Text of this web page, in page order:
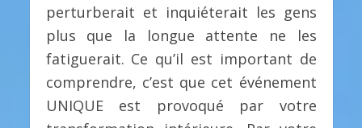
perturberait et inquiéterait les gens
plus que la longue attente ne les
fatiguerait. Ce qu’il est important de
comprendre, c’est que cet événement
UNIQUE est provoqué par votre